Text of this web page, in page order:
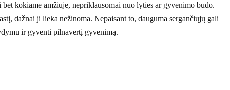
kokiame amžiuje, nepriklausomai nuo lyties ar gyvenimo būdo.
dažnai ji lieka nežinoma. Nepaisant to, dauguma sergančiųjų gali
ir gyventi pilnavertį gyvenimą.